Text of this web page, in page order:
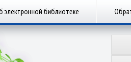
электронной библиотеке